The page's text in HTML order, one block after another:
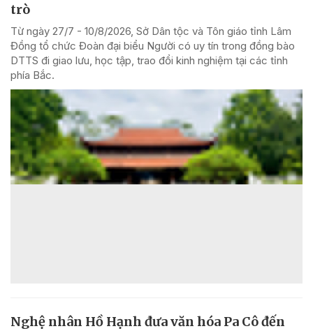
trò
Từ ngày 27/7 - 10/8/2026, Sở Dân tộc và Tôn giáo tỉnh Lâm
Đồng tổ chức Đoàn đại biểu Người có uy tín trong đồng bào
DTTS đi giao lưu, học tập, trao đổi kinh nghiệm tại các tỉnh
phía Bắc.
Nghệ nhân Hồ Hạnh đưa văn hóa Pa Cô đến